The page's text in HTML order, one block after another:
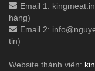
Email 1:
hàng)
Email 2:
tin)
Website thành viên: